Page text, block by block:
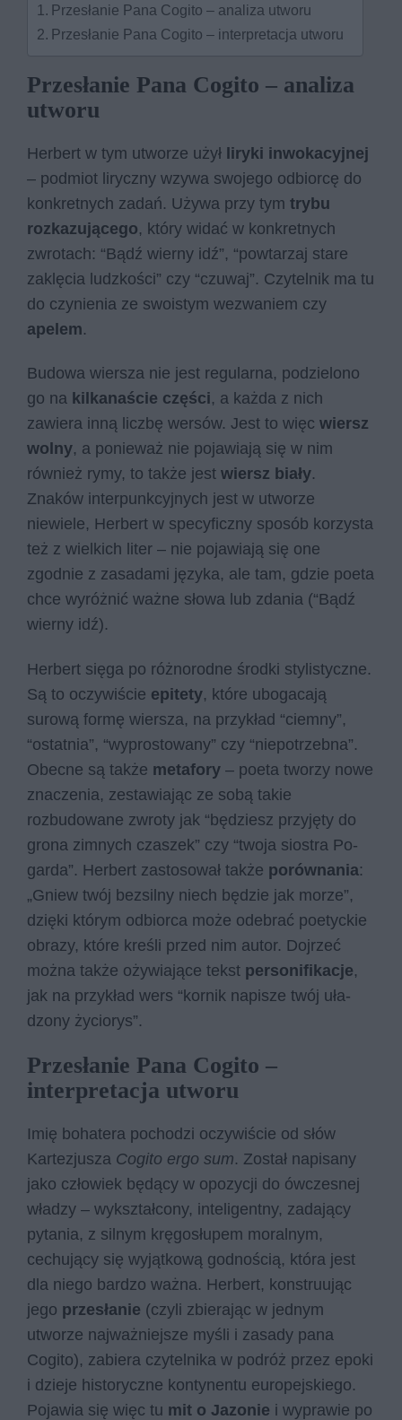
Przesłanie Pana Cogito – analiza utworu
Przesłanie Pana Cogito – interpretacja utworu
Przesłanie Pana Cogito – analiza
utworu
Herbert w tym utworze użył liryki inwokacyjnej
– podmiot liryczny wzywa swojego odbiorcę do
konkretnych zadań. Używa przy tym trybu
rozkazującego, który widać w konkretnych
zwrotach: “Bądź wierny idź”, “powtarzaj stare
zaklęcia ludzkości” czy “czuwaj”. Czytelnik ma tu
do czynienia ze swoistym wezwaniem czy
apelem.
Budowa wiersza nie jest regularna, podzielono
go na kilkanaście części, a każda z nich
zawiera inną liczbę wersów. Jest to więc wiersz
wolny, a ponieważ nie pojawiają się w nim
również rymy, to także jest wiersz biały.
Znaków interpunkcyjnych jest w utworze
niewiele, Herbert w specyficzny sposób korzysta
też z wielkich liter – nie pojawiają się one
zgodnie z zasadami języka, ale tam, gdzie poeta
chce wyróżnić ważne słowa lub zdania (“Bądź
wierny idź).
Herbert sięga po różnorodne środki stylistyczne.
Są to oczywiście epitety, które ubogacają
surową formę wiersza, na przykład “ciemny”,
“ostatnia”, “wyprostowany” czy “niepotrzebna”.
Obecne są także metafory – poeta tworzy nowe
znaczenia, zestawiając ze sobą takie
rozbudowane zwroty jak “bę­dziesz przy­ję­ty do
gro­na zim­nych cza­szek” czy “two­ja sio­stra Po­
gar­da”. Herbert zastosował także porównania:
„Gniew twój bez­sil­ny niech bę­dzie jak mo­rze”,
dzięki którym odbiorca może odebrać poetyckie
obrazy, które kreśli przed nim autor. Dojrzeć
można także ożywiające tekst personifikacje,
jak na przykład wers “kor­nik na­pi­sze twój uła­
dzo­ny ży­cio­rys”.
Przesłanie Pana Cogito –
interpretacja utworu
Imię bohatera pochodzi oczywiście od słów
Kartezjusza Cogito ergo sum. Został napisany
jako człowiek będący w opozycji do ówczesnej
władzy – wykształcony, inteligentny, zadający
pytania, z silnym kręgosłupem moralnym,
cechujący się wyjątkową godnością, która jest
dla niego bardzo ważna. Herbert, konstruując
jego przesłanie (czyli zbierając w jednym
utworze najważniejsze myśli i zasady pana
Cogito), zabiera czytelnika w podróż przez epoki
i dzieje historyczne kontynentu europejskiego.
Pojawia się więc tu mit o Jazonie i wyprawie po